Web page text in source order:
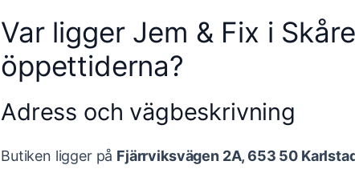
Var ligger Jem & Fix i
öppettiderna?
Adress och vägbeskrivning
Butiken ligger på Fjärrviksvägen 2A, 653 50